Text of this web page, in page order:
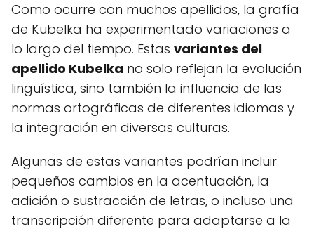
Como ocurre con muchos apellidos, la grafía
de Kubelka ha experimentado variaciones a
lo largo del tiempo. Estas variantes del
apellido Kubelka no solo reflejan la evolución
lingüística, sino también la influencia de las
normas ortográficas de diferentes idiomas y
la integración en diversas culturas.
Algunas de estas variantes podrían incluir
pequeños cambios en la acentuación, la
adición o sustracción de letras, o incluso una
transcripción diferente para adaptarse a la